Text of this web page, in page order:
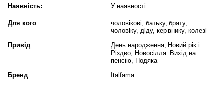
Наявність: У наявності
Для кого
чоловікові, батьку, брату,
чоловіку, діду, керівнику, колезі
Привід
День народження, Новий рік і
Різдво, Новосілля, Вихід на
пенсію, Подяка
Бренд
Italfama